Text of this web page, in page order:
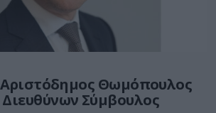
Θωμόπουλος
Σύμβουλος